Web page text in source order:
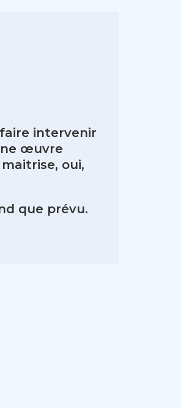
intervenir
œuvre
oui,
que prévu.